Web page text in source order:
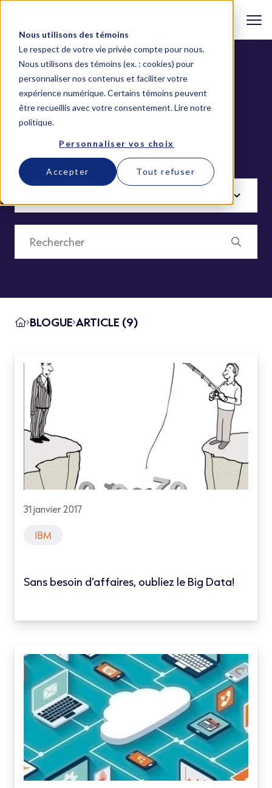
Nous utilisons des témoins
Le respect de votre vie privée compte pour nous.
Nous utilisons des témoins (ex. : cookies) pour
personnaliser nos contenus et faciliter votre
expérience numérique. Certains témoins peuvent
être recueillis avec votre consentement.Lire notre
politique.
Personnaliser vos choix
Accepter Tout refuser
Article (9)
Bienvenue sur la plateforme de contenu de
NOVIPRO
BLOGUE ARTICLE (9)
31 janvier 2017
IBM
Sans besoin d’affaires, oubliez le Big Data!